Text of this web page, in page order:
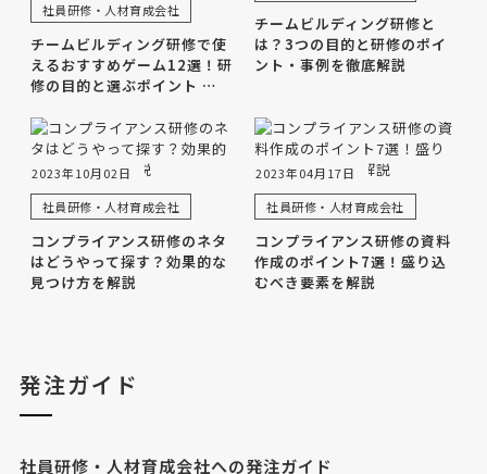
社員研修・人材育成会社
チームビルディング研修で使
えるおすすめゲーム12選！研
修の目的と選ぶポイント …
チームビルディング研修と
は？3つの目的と研修のポイ
ント・事例を徹底解説
2023年10月02日
社員研修・人材育成会社
コンプライアンス研修のネタ
はどうやって探す？効果的な
見つけ方を解説
2023年04月17日
社員研修・人材育成会社
コンプライアンス研修の資料
作成のポイント7選！盛り込
むべき要素を解説
発注ガイド
社員研修・人材育成会社への発注ガイド